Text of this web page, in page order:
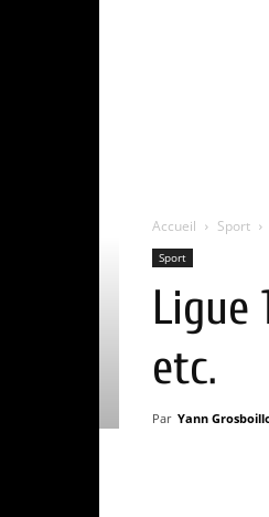
Accueil Sport
Sport
Ligue
etc.
Par Yann